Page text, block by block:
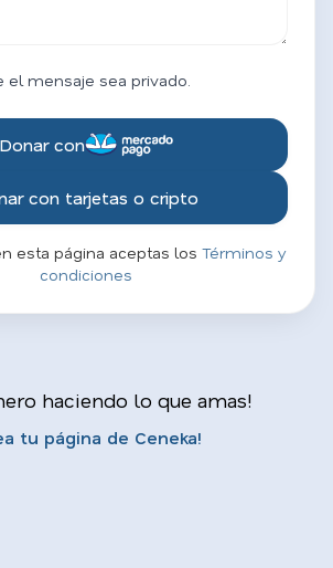
el mensaje sea privado.
Donar con
con tarjetas o cripto
esta página aceptas los Términos y
condiciones
haciendo lo que amas!
tu página de Ceneka!